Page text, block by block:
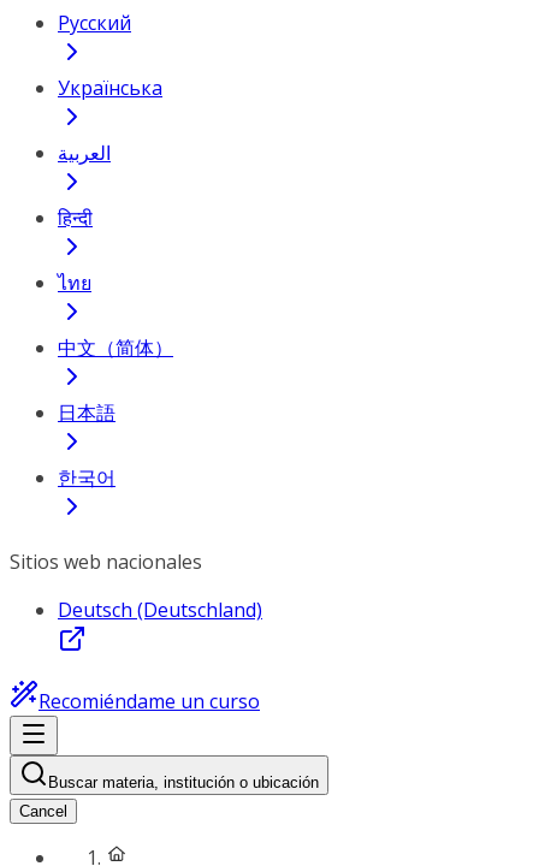
Русский
Українська
العربية
हिन्दी
ไทย
中文（简体）
日本語
한국어
Sitios web nacionales
Deutsch (Deutschland)
Recomiéndame un curso
Buscar materia, institución o ubicación
Cancel